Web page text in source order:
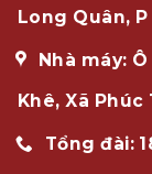
Long Quân, P
Nhà máy:
Khê, Xã Phúc
Tổng đài: